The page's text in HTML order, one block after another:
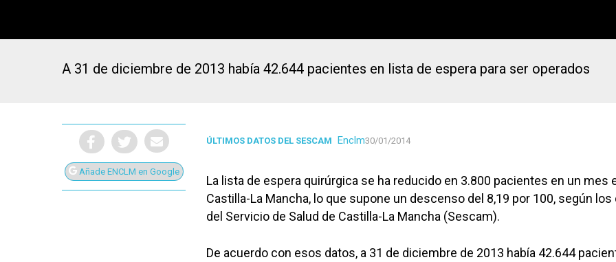
Presiona Intro para buscar o ESC para cerrar
A 31 de diciembre de 2013 había 42.644 pacientes en lista de espera para ser operados
Añade ENCLM en Google
ÚLTIMOS DATOS DEL SESCAM Enclm30/01/2014
La lista de espera quirúrgica se ha reducido en 3.800 pacientes en un mes
Castilla-La Mancha, lo que supone un descenso del 8,19 por 100, según los
del Servicio de Salud de Castilla-La Mancha (Sescam).
De acuerdo con esos datos, a 31 de diciembre de 2013 había 42.644